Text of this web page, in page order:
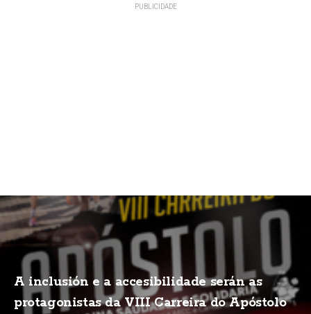
A inclusión e a accesibilidade serán as
protagonistas da VIII Carreira do Apóstolo